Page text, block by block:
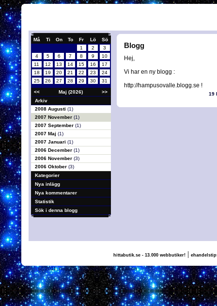
Må Ti On To Fr Lö
Sö
1
2
3
4
5 6 7 8 9
10
11
12 13 14 15 16
17
18
19 20 21 22 23
24
25
26 27 28 29 30 31
<< Maj (2026)
>>
Arkiv
2008 Augusti (1)
2007 November (1)
2007 September (1)
2007 Maj (1)
2007 Januari (1)
2006 December (1)
2006 November (3)
2006 Oktober (3)
Kategorier
Nya inlägg
Nya kommentarer
Statistik
Sök i denna blogg
Blogg
Hej,
Vi har en ny blogg :
http://hampusovalle.blogg.se !
19
hittabutik.se - 13.000 webbutiker!|
(c) 2011, nogg.se & Hampus, Valle & Falcon